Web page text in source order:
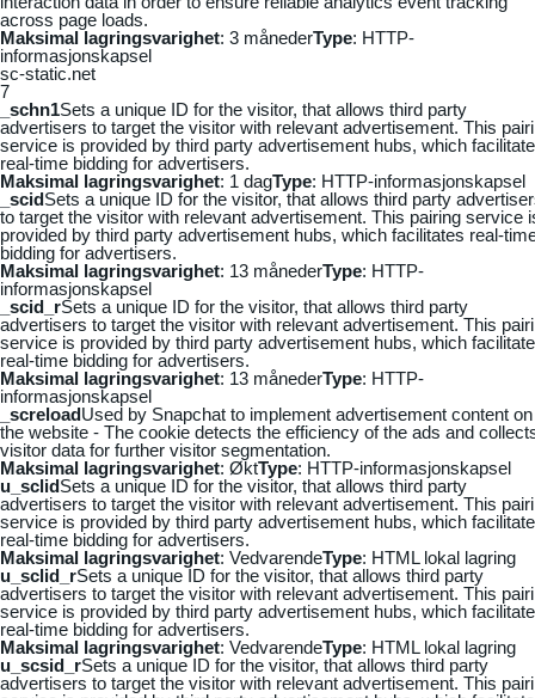
across page loads.
Maksimal lagringsvarighet: 3 månederType: HTTP-
informasjonskapsel
sc-static.net
7
_schn1Sets a unique ID for the visitor, that allows third party
advertisers to target the visitor with relevant advertisement. This
service is provided by third party advertisement hubs, which
real-time bidding for advertisers.
Maksimal lagringsvarighet: 1 dagType: HTTP-informasjonskapsel
_scidSets a unique ID for the visitor, that allows third party
to target the visitor with relevant advertisement. This pairing service
provided by third party advertisement hubs, which facilitates real-
bidding for advertisers.
Maksimal lagringsvarighet: 13 månederType: HTTP-
informasjonskapsel
_scid_rSets a unique ID for the visitor, that allows third party
advertisers to target the visitor with relevant advertisement. This
service is provided by third party advertisement hubs, which
real-time bidding for advertisers.
Maksimal lagringsvarighet: 13 månederType: HTTP-
informasjonskapsel
_screloadUsed by Snapchat to implement advertisement content on
the website - The cookie detects the efficiency of the ads and
visitor data for further visitor segmentation.
Maksimal lagringsvarighet: ØktType: HTTP-informasjonskapsel
u_sclidSets a unique ID for the visitor, that allows third party
advertisers to target the visitor with relevant advertisement. This
service is provided by third party advertisement hubs, which
real-time bidding for advertisers.
Maksimal lagringsvarighet: VedvarendeType: HTML lokal lagring
u_sclid_rSets a unique ID for the visitor, that allows third party
advertisers to target the visitor with relevant advertisement. This
service is provided by third party advertisement hubs, which
real-time bidding for advertisers.
Maksimal lagringsvarighet: VedvarendeType: HTML lokal lagring
u_scsid_rSets a unique ID for the visitor, that allows third party
advertisers to target the visitor with relevant advertisement. This